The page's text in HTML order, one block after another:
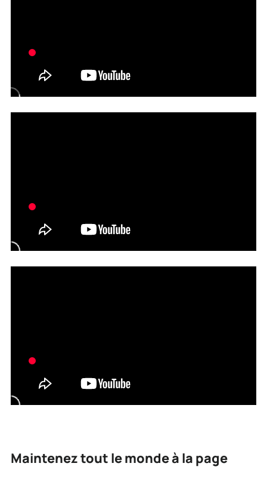
Maintenez tout le monde à la page